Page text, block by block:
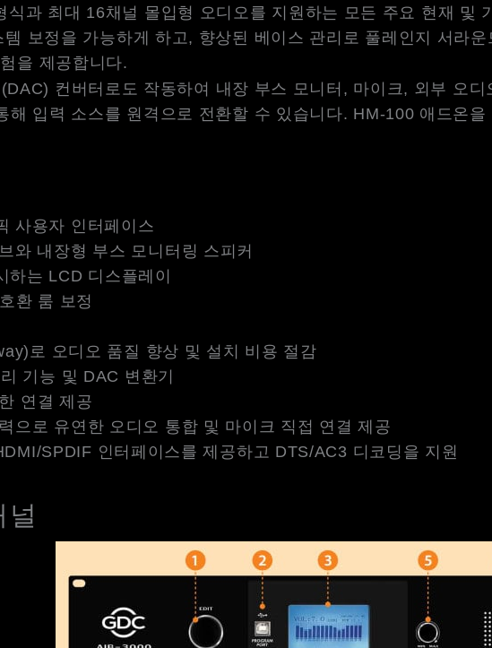
과 최대 16채널 몰입형 오디오를 지원하는 모든 주요 현재 및
보정을 가능하게 하고, 향상된 베이스 관리로 풀레인지 서라
을 제공합니다.
컨버터로도 작동하여 내장 부스 모니터, 마이크, 외부 오
해 입력 소스를 원격으로 전환할 수 있습니다. HM-100 애드온
사용자 인터페이스
와 내장형 부스 모니터링 스피커
하는 LCD 디스플레이
환 룸 보정
로 오디오 품질 향상 및 설치 비용 절감
기능 및 DAC 변환기
연결 제공
으로 유연한 오디오 통합 및 마이크 직접 연결 제공
SPDIF 인터페이스를 제공하고 DTS/AC3 디코딩을 지원